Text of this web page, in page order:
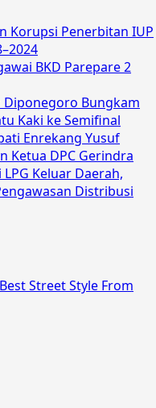
Korupsi Penerbitan IUP
BKD Parepare 2
Diponegoro Bungkam
Kaki ke Semifinal
Enrekang Yusuf
Ketua DPC Gerindra
Keluar Daerah,
Distribusi
Street Style From